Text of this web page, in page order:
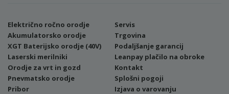
Električno ročno orodje
Akumulatorsko orodje
XGT Baterijsko orodje (40V)
Laserski merilniki
Orodje za vrt in gozd
Pnevmatsko orodje
Pribor
Servis
Trgovina
Podaljšanje garancij
Leanpay plačilo na obroke
Kontakt
Splošni pogoji
Izjava o varovanju